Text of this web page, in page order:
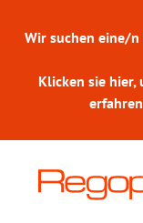
Wir suchen eine/
Klicken sie hier,